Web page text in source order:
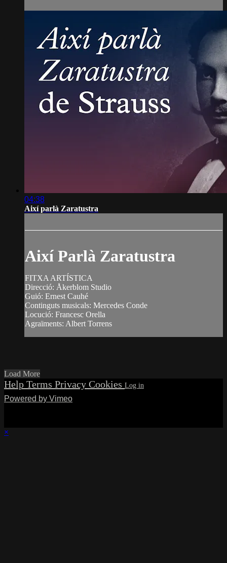
04:38
Així parlà Zaratustra
Així Parlà Zaratustra
FITXA ARTÍSTICA
Direcció: Åkerblom Studio
Guió: Ernest Cauhé
Continguts musicals: Mercedes Conde
Locució: Francesc Orella
Agraïments: Albert Torrens
Load More
Help Terms Privacy Cookies
Powered by Vimeo
×